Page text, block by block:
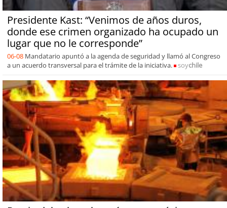
Presidente Kast: “Venimos de años duros,
donde ese crimen organizado ha ocupado un
lugar que no le corresponde”
06-08 Mandatario apuntó a la agenda de seguridad y llamó al Congreso
a un acuerdo transversal para el trámite de la iniciativa.
soychile